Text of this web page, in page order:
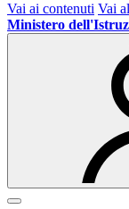
Vai ai contenuti Vai
Ministero